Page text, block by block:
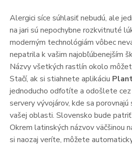
Alergici síce súhlasiť nebudú, ale
na jari sú nepochybne rozkvitnuté
moderným technológiám vôbec
nepatrila k vašim najobľúbenejším
Názvy všetkých rastlín okolo
Stačí, ak si stiahnete aplikáciu
jednoducho odfotíte a odošlete
servery vývojárov, kde sa
vašej oblasti. Slovensko bude
Okrem latinských názvov väčšinou
si naozaj veríte, môžete